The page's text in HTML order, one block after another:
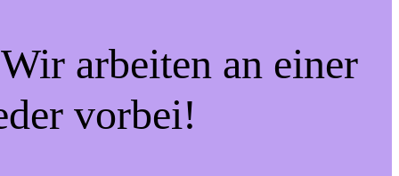
arbeiten an einer
vorbei!